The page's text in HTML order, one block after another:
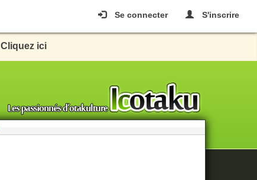
Se connecter S'inscrire
Cliquez ici